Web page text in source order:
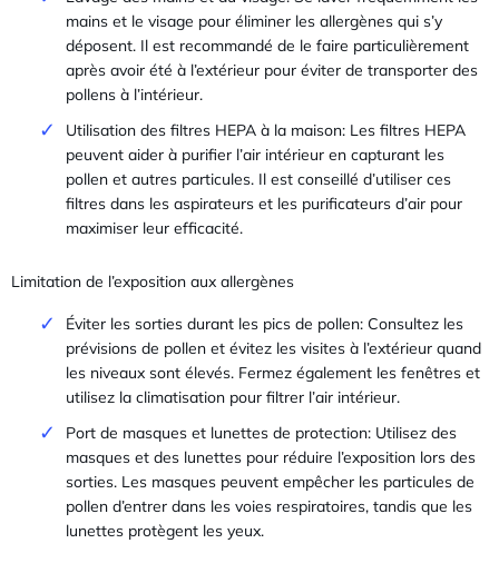
mains et le visage pour éliminer les allergènes qui s’y
déposent. Il est recommandé de le faire particulièrement
après avoir été à l’extérieur pour éviter de transporter des
pollens à l’intérieur.
Utilisation des filtres HEPA à la maison: Les filtres HEPA
peuvent aider à purifier l’air intérieur en capturant les
pollen et autres particules. Il est conseillé d’utiliser ces
filtres dans les aspirateurs et les purificateurs d’air pour
maximiser leur efficacité.
Limitation de l’exposition aux allergènes
Éviter les sorties durant les pics de pollen: Consultez les
prévisions de pollen et évitez les visites à l’extérieur quand
les niveaux sont élevés. Fermez également les fenêtres et
utilisez la climatisation pour filtrer l’air intérieur.
Port de masques et lunettes de protection: Utilisez des
masques et des lunettes pour réduire l’exposition lors des
sorties. Les masques peuvent empêcher les particules de
pollen d’entrer dans les voies respiratoires, tandis que les
lunettes protègent les yeux.